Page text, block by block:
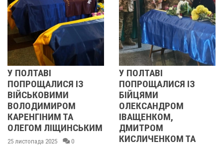
У ПОЛТАВІ
ПОПРОЩАЛИСЯ ІЗ
БІЙЦЯМИ
ОЛЕКСАНДРОМ
ІВАЩЕНКОМ,
ДМИТРОМ
КИСЛИЧЕНКОМ ТА
РЕВОЛЮЦІЯ
2013 ОЧИМА
21 листопада 2025